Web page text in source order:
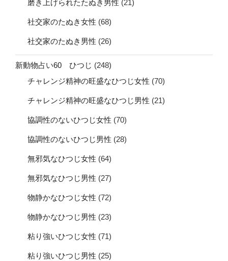
磨き上げられたたぬき男性 (21)
社交家のたぬき女性 (68)
社交家のたぬき男性 (26)
新動物占い60 ひつじ (248)
チャレンジ精神の旺盛なひつじ女性 (70)
チャレンジ精神の旺盛なひつじ男性 (21)
協調性のないひつじ女性 (70)
協調性のないひつじ男性 (28)
無邪気なひつじ女性 (64)
無邪気なひつじ男性 (27)
物静かなひつじ女性 (72)
物静かなひつじ男性 (23)
粘り強いひつじ女性 (71)
粘り強いひつじ男性 (25)